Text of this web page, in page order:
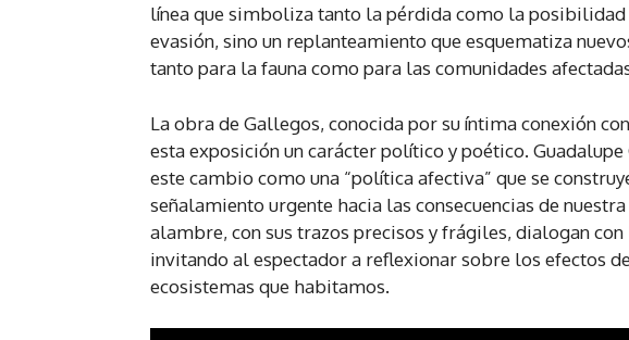
línea que simboliza tanto la pérdida como la posibilidad
evasión, sino un replanteamiento que esquematiza
tanto para la fauna como para las comunidades
La obra de Gallegos, conocida por su íntima conexión
esta exposición un carácter político y poético.
este cambio como una “política afectiva” que se
señalamiento urgente hacia las consecuencias de
alambre, con sus trazos precisos y frágiles, dialogan
invitando al espectador a reflexionar sobre los efectos
ecosistemas que habitamos.